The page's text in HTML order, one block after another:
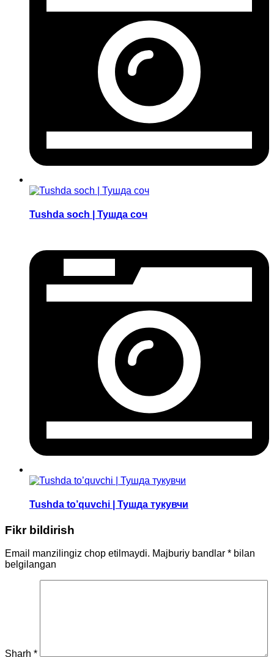
Tushda soch | Тушда соч
Tushda to’quvchi | Тушда тукувчи
Fikr bildirish
Email manzilingiz chop etilmaydi. Majburiy bandlar * bilan
belgilangan
Sharh *